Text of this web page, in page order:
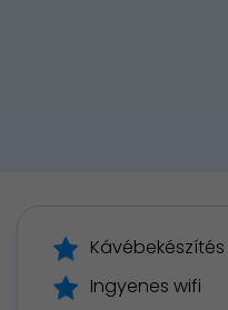
Kávébekészítés
Ingyenes wifi